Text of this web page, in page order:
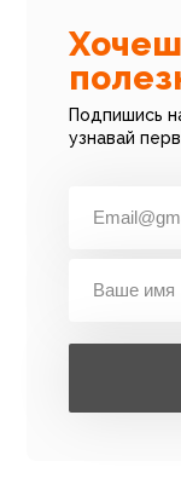
Подпишись
узнавай